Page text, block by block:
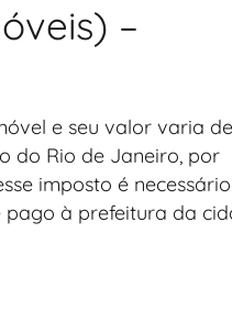
–
e seu valor varia
do Rio de Janeiro, por
imposto é
à prefeitura da